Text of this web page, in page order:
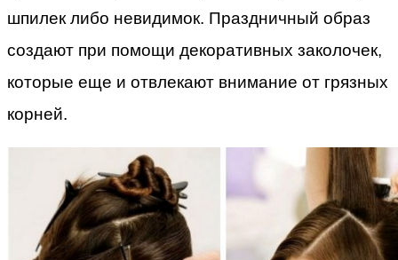
шпилек либо невидимок. Праздничный образ
создают при помощи декоративных заколочек,
которые еще и отвлекают внимание от грязных
корней.